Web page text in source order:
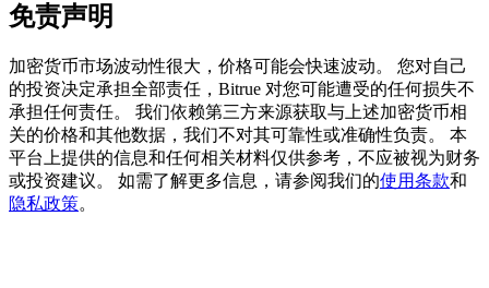
充值並交易BTC瓜分 25,000 USDT 獎池！
充值CASHCAT & 赢取
瓜分 500000 CASHCAT 獎池
免责声明
加密货币市场波动性很大，价格可能会快速波动。 您对自己
的投资决定承担全部责任，Bitrue 对您可能遭受的任何损失不
承担任何责任。 我们依赖第三方来源获取与上述加密货币相
关的价格和其他数据，我们不对其可靠性或准确性负责。 本
平台上提供的信息和任何相关材料仅供参考，不应被视为财务
或投资建议。 如需了解更多信息，请参阅我们的使用条款和
隐私政策。